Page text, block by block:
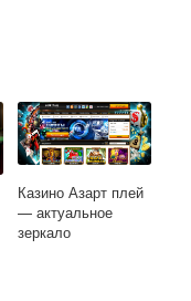
Казино Азарт плей
— актуальное
зеркало